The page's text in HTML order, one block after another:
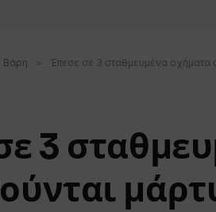
Βάρη » Έπεσε σε 3 σταθμευμένα οχήματα
3